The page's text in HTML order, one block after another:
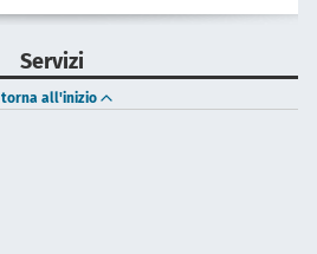
Servizi
torna all'inizio